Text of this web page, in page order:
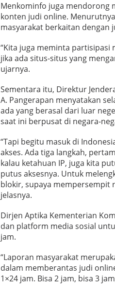
Menkominfo juga mendorong
konten judi online.
masyarakat berkaitan dengan
“Kita juga meminta
jika ada situs-situs yang
ujarnya.
Sementara itu, Direktur
A. Pangerapan menyatakan
ada yang berasal dari luar
saat ini berpusat di negara-
“Tapi begitu masuk di
akses. Ada tiga langkah,
kalau ketahuan IP, juga kita
putus aksesnya. Untuk
blokir, supaya mempersempit
jelasnya.
Dirjen Aptika Kementerian
dan platform media sosial
jam.
“Laporan masyarakat
dalam memberantas judi
1×24 jam. Bisa 2 jam, bisa 3